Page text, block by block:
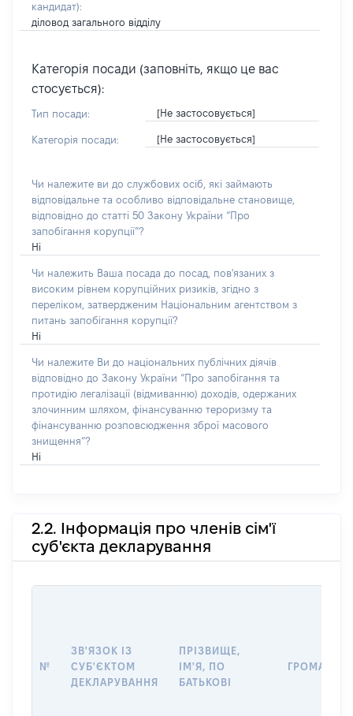
кандидат):
діловод загального відділу
Категорія посади (заповніть, якщо це вас
стосується):
Тип посади: [Не застосовується]
Категорія посади: [Не застосовується]
Чи належите ви до службових осіб, які займають
відповідальне та особливо відповідальне становище,
відповідно до статті 50 Закону України “Про
запобігання корупції”?
Ні
Чи належить Ваша посада до посад, пов'язаних з
високим рівнем корупційних ризиків, згідно з
переліком, затвердженим Національним агентством з
питань запобігання корупції?
Ні
Чи належите Ви до національних публічних діячів
відповідно до Закону України “Про запобігання та
протидію легалізації (відмиванню) доходів, одержаних
злочинним шляхом, фінансуванню тероризму та
фінансуванню розповсюдження зброї масового
знищення”?
Ні
2.2. Інформація про членів сім'ї
суб'єкта декларування
№
ЗВ'ЯЗОК ІЗ
СУБ'ЄКТОМ
ДЕКЛАРУВАННЯ
ПРІЗВИЩЕ,
ІМ'Я, ПО
БАТЬКОВІ